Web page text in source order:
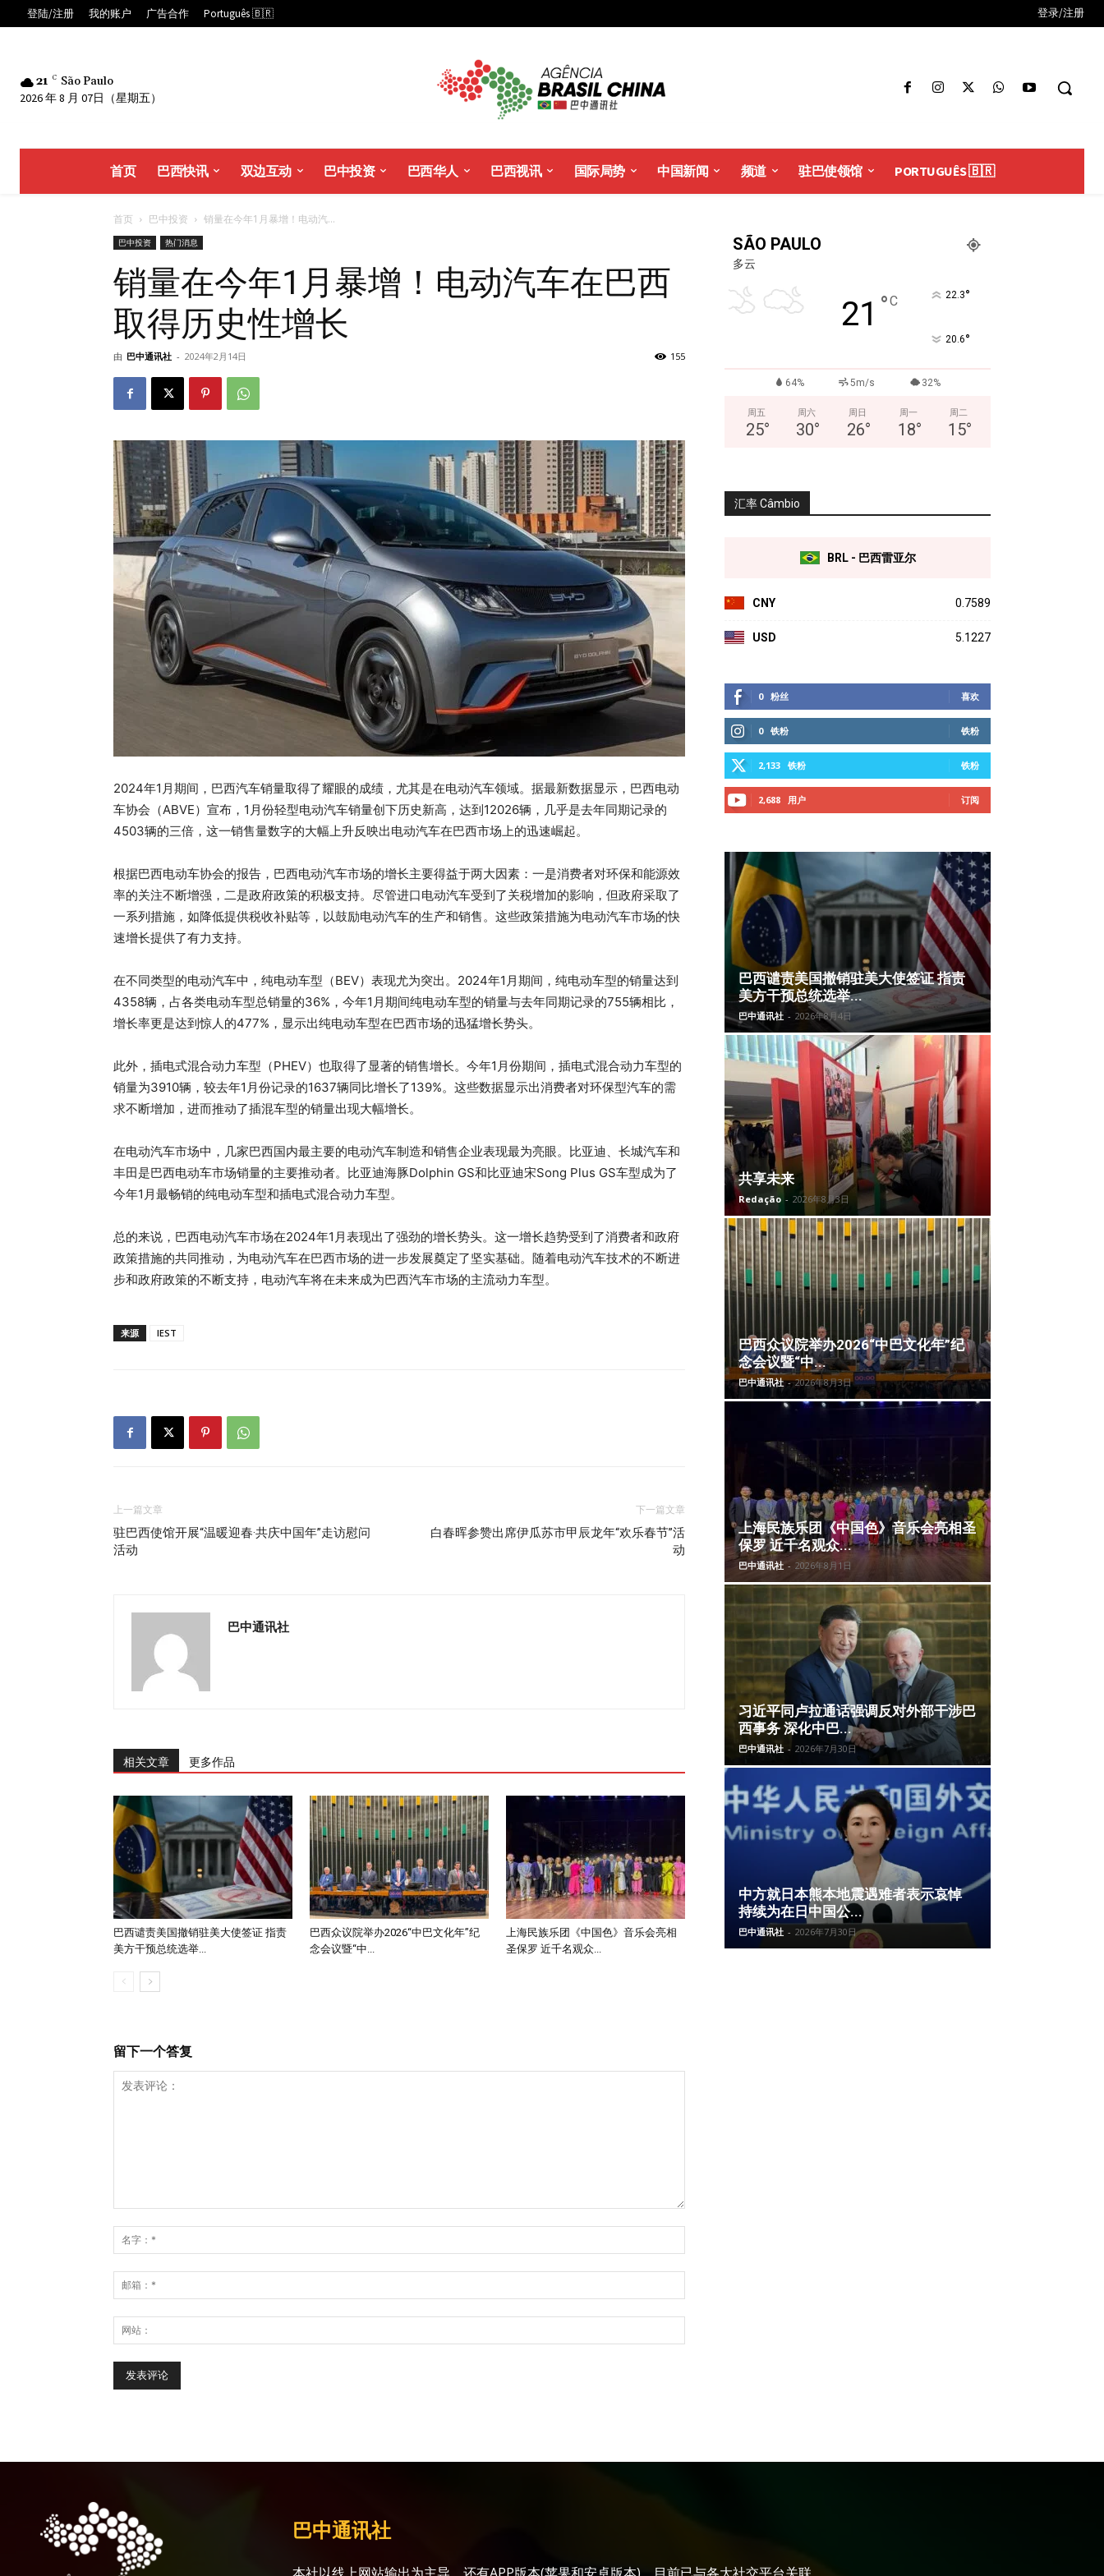
登陆/注册 我的账户 广告合作 Português 🇧🇷 登录/注册
21 C São Paulo
2026 年 8 月 07日（星期五）
首页 巴西快讯 双边互动 巴中投资 巴西华人 巴西视讯 国际局势 中国新闻 频道 驻巴使领馆 PORTUGUÊS 🇧🇷
首页 巴中投资 销量在今年1月暴增！电动汽...
巴中投资 热门消息
销量在今年1月暴增！电动汽车在巴西
取得历史性增长
由 巴中通讯社 - 2024年2月14日 155
2024年1月期间，巴西汽车销量取得了耀眼的成绩，尤其是在电动汽车领域。据最新数据显示，巴西电动
车协会（ABVE）宣布，1月份轻型电动汽车销量创下历史新高，达到12026辆，几乎是去年同期记录的
4503辆的三倍，这一销售量数字的大幅上升反映出电动汽车在巴西市场上的迅速崛起。
根据巴西电动车协会的报告，巴西电动汽车市场的增长主要得益于两大因素：一是消费者对环保和能源效
率的关注不断增强，二是政府政策的积极支持。尽管进口电动汽车受到了关税增加的影响，但政府采取了
一系列措施，如降低提供税收补贴等，以鼓励电动汽车的生产和销售。这些政策措施为电动汽车市场的快
速增长提供了有力支持。
在不同类型的电动汽车中，纯电动车型（BEV）表现尤为突出。2024年1月期间，纯电动车型的销量达到
4358辆，占各类电动车型总销量的36%，今年1月期间纯电动车型的销量与去年同期记录的755辆相比，
增长率更是达到惊人的477%，显示出纯电动车型在巴西市场的迅猛增长势头。
此外，插电式混合动力车型（PHEV）也取得了显著的销售增长。今年1月份期间，插电式混合动力车型的
销量为3910辆，较去年1月份记录的1637辆同比增长了139%。这些数据显示出消费者对环保型汽车的需
求不断增加，进而推动了插混车型的销量出现大幅增长。
在电动汽车市场中，几家巴西国内最主要的电动汽车制造和销售企业表现最为亮眼。比亚迪、长城汽车和
丰田是巴西电动车市场销量的主要推动者。比亚迪海豚Dolphin GS和比亚迪宋Song Plus GS车型成为了
今年1月最畅销的纯电动车型和插电式混合动力车型。
总的来说，巴西电动汽车市场在2024年1月表现出了强劲的增长势头。这一增长趋势受到了消费者和政府
政策措施的共同推动，为电动汽车在巴西市场的进一步发展奠定了坚实基础。随着电动汽车技术的不断进
步和政府政策的不断支持，电动汽车将在未来成为巴西汽车市场的主流动力车型。
来源 IEST
上一篇文章
驻巴西使馆开展“温暖迎春·共庆中国年”走访慰问
活动
下一篇文章
白春晖参赞出席伊瓜苏市甲辰龙年“欢乐春节”活
动
巴中通讯社
相关文章 更多作品
巴西谴责美国撤销驻美大使签证 指责
美方干预总统选举...
巴西众议院举办2026“中巴文化年”纪
念会议暨“中...
上海民族乐团《中国色》音乐会亮相
圣保罗 近千名观众...
留下一个答复
SÃO PAULO
多云
21 °C 22.3°
20.6°
64% 5m/s 32%
周五
25°
周六
30°
周日
26°
周一
18°
周二
15°
汇率 Câmbio
BRL - 巴西雷亚尔
CNY 0.7589
USD 5.1227
0 粉丝 喜欢
0 铁粉 铁粉
2,133 铁粉 铁粉
2,688 用户 订阅
巴西谴责美国撤销驻美大使签证 指责
美方干预总统选举...
巴中通讯社 - 2026年8月4日
共享未来
Redação - 2026年8月3日
巴西众议院举办2026“中巴文化年”纪
念会议暨“中...
巴中通讯社 - 2026年8月3日
上海民族乐团《中国色》音乐会亮相圣
保罗 近千名观众...
巴中通讯社 - 2026年8月1日
习近平同卢拉通话强调反对外部干涉巴
西事务 深化中巴...
巴中通讯社 - 2026年7月30日
中方就日本熊本地震遇难者表示哀悼
持续为在日中国公...
巴中通讯社 - 2026年7月30日
巴中通讯社